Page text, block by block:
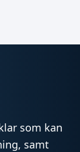
som kan
samt